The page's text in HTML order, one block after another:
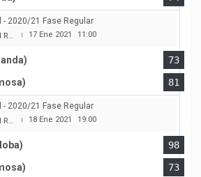
- 2020/21 Fase Regular
| 17 Ene 2021 11:00
73
81
- 2020/21 Fase Regular
| 18 Ene 2021 19:00
98
73